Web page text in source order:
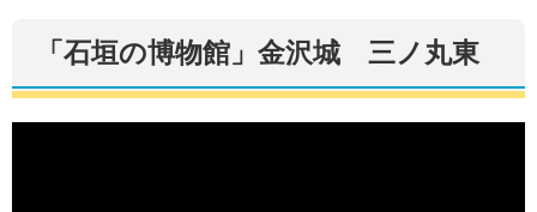
「石垣の博物館」金沢城 三ノ丸東